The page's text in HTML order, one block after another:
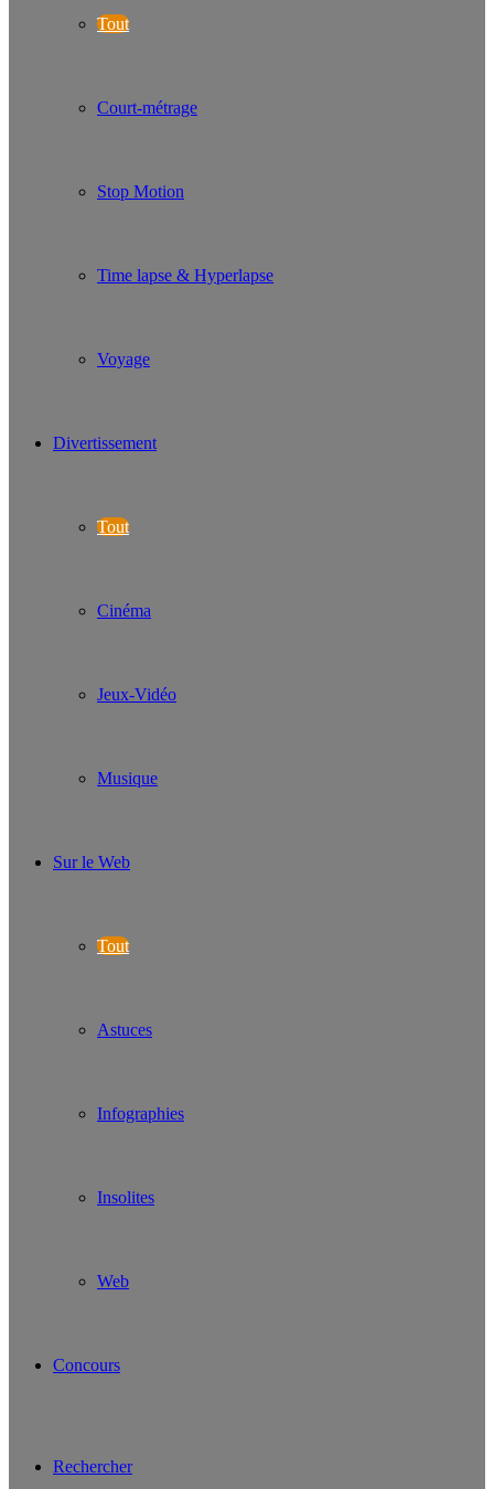
Tout
Court-métrage
Stop Motion
Time lapse & Hyperlapse
Voyage
Divertissement
Tout
Cinéma
Jeux-Vidéo
Musique
Sur le Web
Tout
Astuces
Infographies
Insolites
Web
Concours
Rechercher